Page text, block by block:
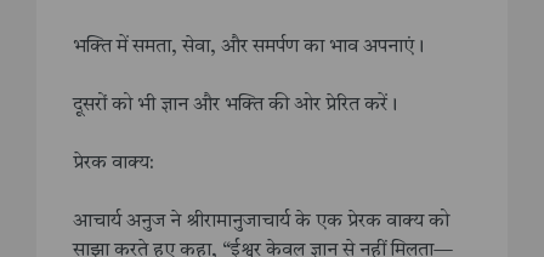
भक्ति में समता, सेवा, और समर्पण का भाव अपनाएं।
दूसरों को भी ज्ञान और भक्ति की ओर प्रेरित करें।
प्रेरक वाक्य:
आचार्य अनुज ने श्रीरामानुजाचार्य के एक प्रेरक वाक्य को
साझा करते हुए कहा, “ईश्वर केवल ज्ञान से नहीं मिलता—